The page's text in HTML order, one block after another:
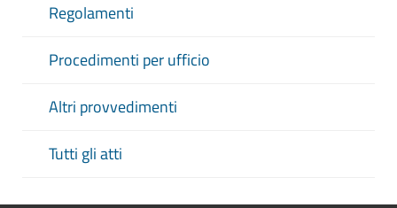
Regolamenti
Procedimenti per ufficio
Altri provvedimenti
Tutti gli atti